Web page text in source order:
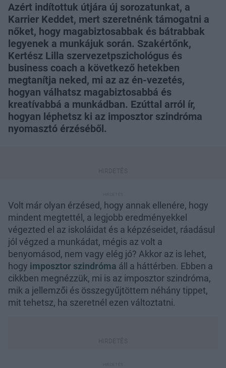
Azért indítottuk útjára új sorozatunkat, a
Karrier Keddet, mert szeretnénk támogatni a
nőket, hogy magabiztosabbak és bátrabbak
legyenek a munkájuk során. Szakértőnk,
Kertész Lilla szervezetpszichológus és
business coach a következő hetekben
megtanítja neked, mi az az én-vezetés,
hogyan válhatsz magabiztosabbá és
kreatívabbá a munkádban. Ezúttal arról ír,
hogyan léphetsz ki az imposztor szindróma
nyomasztó érzéséből.
Volt már olyan érzésed, hogy annak ellenére, hogy
mindent megtettél, a legjobb eredményekkel
végezted el az iskoláidat és a képzéseidet, ráadásul
jól végzed a munkádat, mégis az volt a
benyomásod, nem vagy elég jó? Akkor az is lehet,
hogy imposztor szindróma áll a háttérben. Ebben a
cikkben megnézzük, mi is az imposztor szindróma,
mik a jellemzői és összegyűjtöttem néhány tippet,
mit tehetsz, ha szeretnél ezen változtatni.